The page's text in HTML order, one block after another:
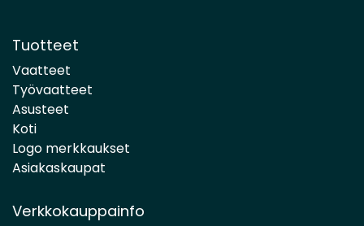
Tuotteet
Vaatteet
Työvaatteet
Asusteet
Koti
Logo merkkaukset
Asiakaskaupat
Verkkokauppainfo